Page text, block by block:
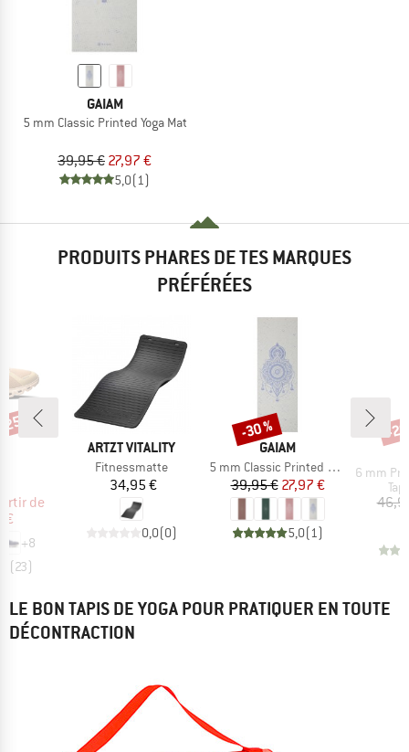
GAIAM
5 mm Classic Printed Yoga Mat
39,95 € 27,97 €
5,0(1)
PRODUITS PHARES DE TES MARQUES
PRÉFÉRÉES
réduit
de
€
+8
(23)
% MARQUE
ARTZT VITALITY
Article
Fitnessmatte
Prix
34,95 €
0,0(0)
MARQUE
GAIAM
Article
5 mm Classic Printed Yoga Mat
Prix
39,95 €Prix réduit
27,97 €
5,0(1)
Remise
-30 %
Article
6 mm
-
LE BON TAPIS DE YOGA POUR PRATIQUER EN TOUTE
DÉCONTRACTION